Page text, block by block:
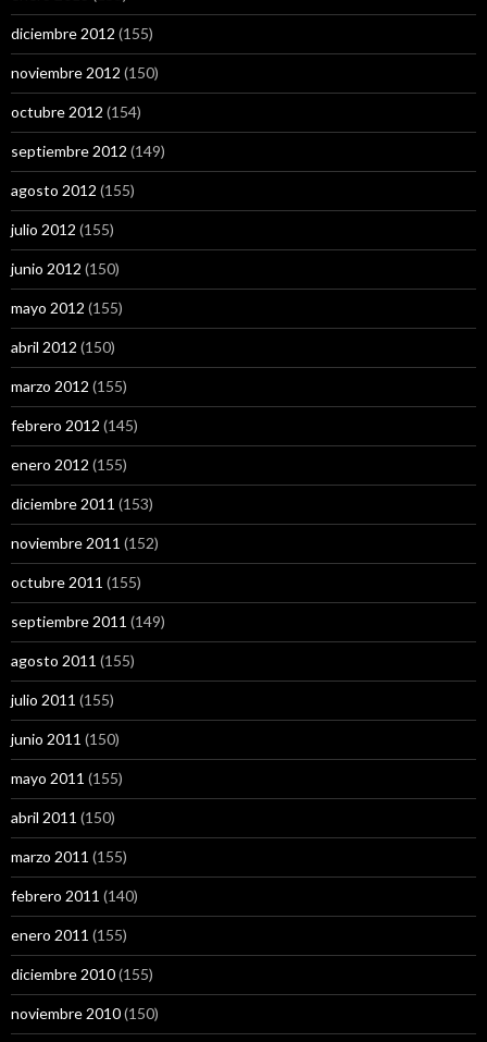
diciembre 2012 (155)
noviembre 2012 (150)
octubre 2012 (154)
septiembre 2012 (149)
agosto 2012 (155)
julio 2012 (155)
junio 2012 (150)
mayo 2012 (155)
abril 2012 (150)
marzo 2012 (155)
febrero 2012 (145)
enero 2012 (155)
diciembre 2011 (153)
noviembre 2011 (152)
octubre 2011 (155)
septiembre 2011 (149)
agosto 2011 (155)
julio 2011 (155)
junio 2011 (150)
mayo 2011 (155)
abril 2011 (150)
marzo 2011 (155)
febrero 2011 (140)
enero 2011 (155)
diciembre 2010(155)
noviembre 2010(150)